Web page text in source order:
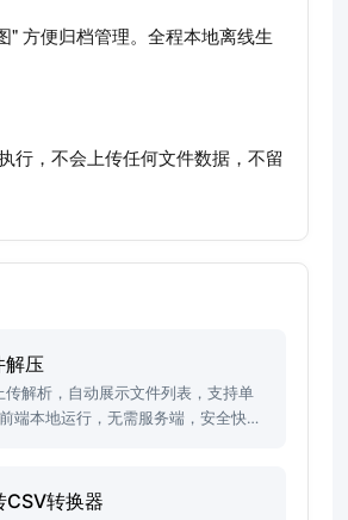
" 方便归档管理。全程本地离线生
行，不会上传任何文件数据，不留
解压
传解析，自动展示文件列表，支持单
端本地运行，无需服务端，安全快
CSV转换器